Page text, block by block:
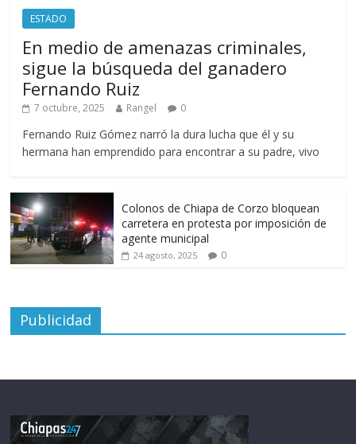
ESTADO
En medio de amenazas criminales,
sigue la búsqueda del ganadero
Fernando Ruiz
7 octubre, 2025 Rangel 0
Fernando Ruiz Gómez narró la dura lucha que él y su
hermana han emprendido para encontrar a su padre, vivo
Colonos de Chiapa de Corzo bloquean
carretera en protesta por imposición de
agente municipal
24 agosto, 2025 0
Publicidad